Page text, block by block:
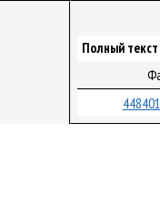
Полный